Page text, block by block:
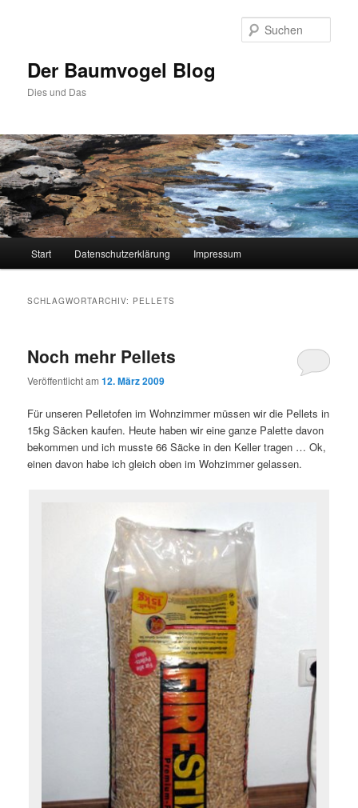
Der Baumvogel Blog
Dies und Das
Start Datenschutzerklärung Impressum
SCHLAGWORTARCHIV: PELLETS
Noch mehr Pellets
Veröffentlicht am12. März 2009
Für unseren Pelletofen im Wohnzimmer müssen wir die Pellets in
15kg Säcken kaufen. Heute haben wir eine ganze Palette davon
bekommen und ich musste 66 Säcke in den Keller tragen … Ok,
einen davon habe ich gleich oben im Wohzimmer gelassen.